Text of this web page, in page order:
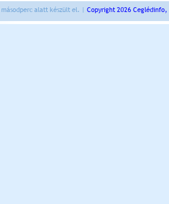
másodperc alatt készült el. | Copyright 2026